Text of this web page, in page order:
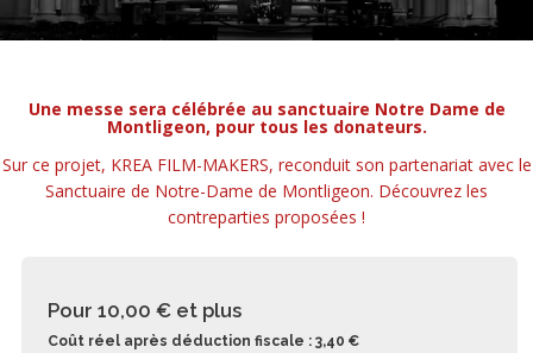
Une messe sera célébrée au sanctuaire Notre Dame de
Montligeon, pour tous les donateurs.
Sur ce projet, KREA FILM-MAKERS, reconduit son partenariat avec le
Sanctuaire de Notre-Dame de Montligeon. Découvrez les
contreparties proposées !
Pour 10,00 € et plus
Coût réel après déduction fiscale : 3,40 €